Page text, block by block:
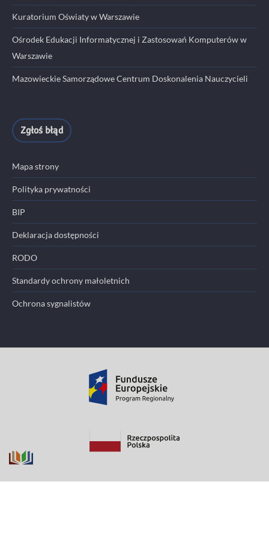
Kuratorium Oświaty w Warszawie
Ośrodek Edukacji Informatycznej i Zastosowań Komputerów w
Warszawie
Mazowieckie Samorządowe Centrum Doskonalenia Nauczycieli
Zgłoś błąd
Mapa strony
Polityka prywatności
BIP
Deklaracja dostępności
RODO
Standardy ochrony małoletnich
Ochrona sygnalistów